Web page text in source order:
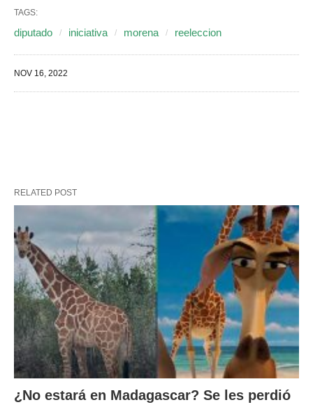
TAGS:
diputado iniciativa morena reeleccion
NOV 16, 2022
RELATED POST
¿No estará en Madagascar? Se les perdió